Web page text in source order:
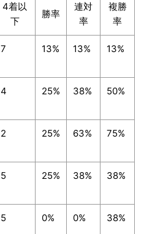
4着以
下
勝率
連対
率
複勝
率
7 13% 13% 13%
4 25% 38% 50%
2 25% 63% 75%
5 25% 38% 38%
5 0% 0% 38%